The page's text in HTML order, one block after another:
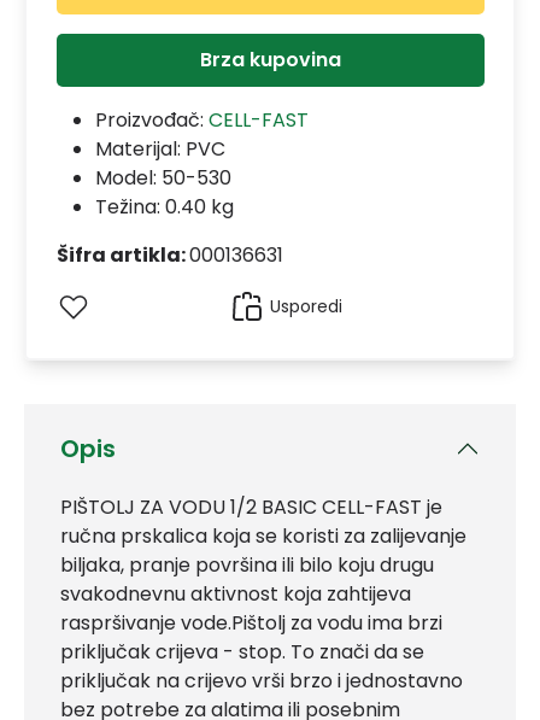
Opis
PIŠTOLJ ZA VODU 1/2 BASIC CELL-FAST je
ručna prskalica koja se koristi za zalijevanje
biljaka, pranje površina ili bilo koju drugu
svakodnevnu aktivnost koja zahtijeva
raspršivanje vode.Pištolj za vodu ima brzi
priključak crijeva - stop. To znači da se
priključak na crijevo vrši brzo i jednostavno
bez potrebe za alatima ili posebnim
Brza kupovina
Proizvođač: CELL-FAST
Materijal: PVC
Model: 50-530
Težina: 0.40 kg
Šifra artikla:000136631
Usporedi